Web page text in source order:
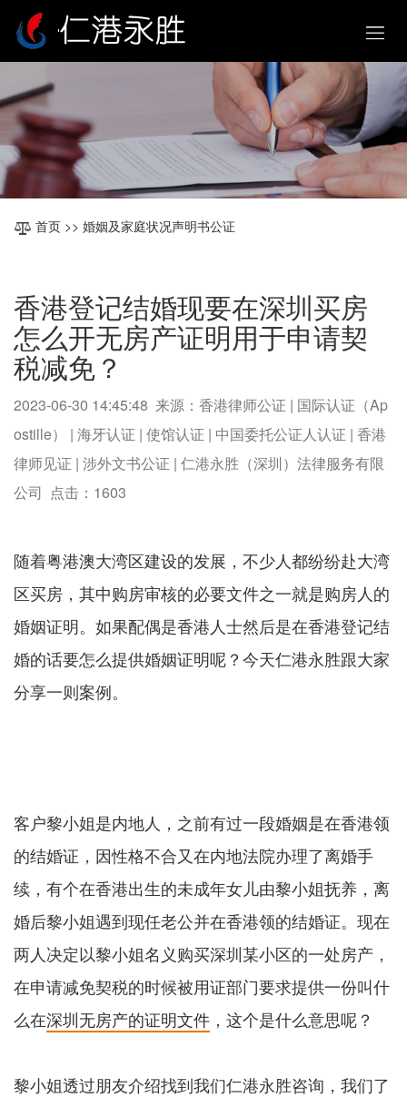
首页 >> 婚姻及家庭状况声明书公证
香港登记结婚现要在深圳买房
怎么开无房产证明用于申请契
税减免？
2023-06-30 14:45:48 来源：香港律师公证 | 国际认证（Ap
ostille） | 海牙认证 | 使馆认证 | 中国委托公证人认证 | 香港
律师见证 | 涉外文书公证 | 仁港永胜（深圳）法律服务有限
公司 点击： 1603
随着粤港澳大湾区建设的发展，不少人都纷纷赴大湾
区买房，其中购房审核的必要文件之一就是购房人的
婚姻证明。如果配偶是香港人士然后是在香港登记结
婚的话要怎么提供婚姻证明呢？今天仁港永胜跟大家
分享一则案例。
客户黎小姐是内地人，之前有过一段婚姻是在香港领
的结婚证，因性格不合又在内地法院办理了离婚手
续，有个在香港出生的未成年女儿由黎小姐抚养，离
婚后黎小姐遇到现任老公并在香港领的结婚证。现在
两人决定以黎小姐名义购买深圳某小区的一处房产，
在申请减免契税的时候被用证部门要求提供一份叫什
么在深圳无房产的证明文件 ，这个是什么意思呢？
黎小姐透过朋友介绍找到我们仁港永胜咨询，我们了